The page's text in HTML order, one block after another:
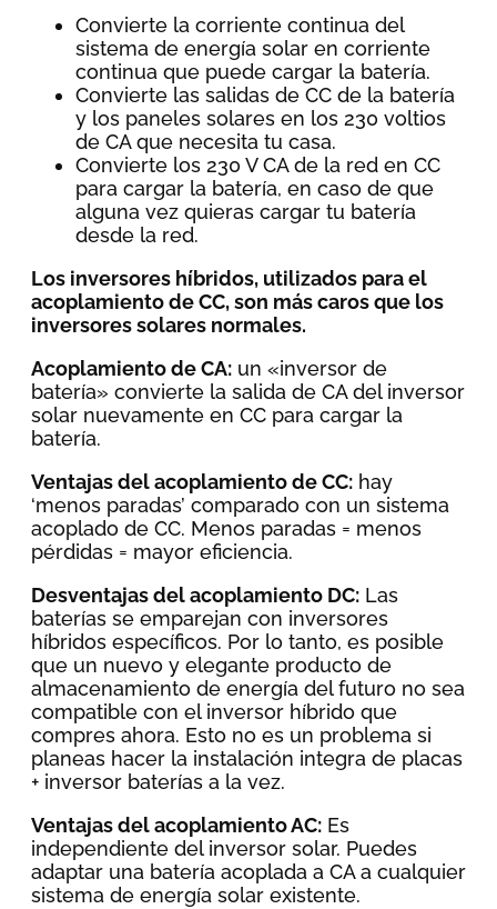
Convierte la corriente continua del
sistema de energía solar en corriente
continua que puede cargar la batería.
Convierte las salidas de CC de la batería
y los paneles solares en los 230 voltios
de CA que necesita tu casa.
Convierte los 230 V CA de la red en CC
para cargar la batería, en caso de que
alguna vez quieras cargar tu batería
desde la red.
Los inversores híbridos, utilizados para el
acoplamiento de CC, son más caros que los
inversores solares normales.
Acoplamiento de CA: un «inversor de
batería» convierte la salida de CA del inversor
solar nuevamente en CC para cargar la
batería.
Ventajas del acoplamiento de CC: hay
‘menos paradas’ comparado con un sistema
acoplado de CC. Menos paradas = menos
pérdidas = mayor eficiencia.
Desventajas del acoplamiento DC: Las
baterías se emparejan con inversores
híbridos específicos. Por lo tanto, es posible
que un nuevo y elegante producto de
almacenamiento de energía del futuro no sea
compatible con el inversor híbrido que
compres ahora. Esto no es un problema si
planeas hacer la instalación integra de placas
+ inversor baterías a la vez.
Ventajas delacoplamiento AC: Es
independiente del inversor solar. Puedes
adaptar una batería acoplada a CA a cualquier
sistema de energía solar existente.